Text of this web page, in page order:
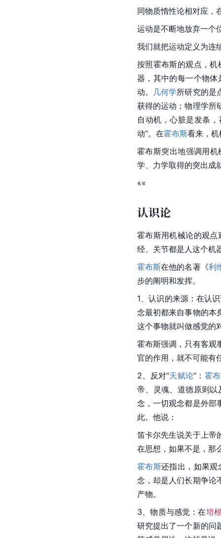
同物质惰性论相对应，
运动是不断地放弃一个
我们就把运动定义为连
按照霍布斯的观点，
器，其中的每一个物
动。
几何学所研究的是
获得的运动；物理学所
自动机，心脏是发条
动”。在霍布斯看来，
霍布斯突出地强调用
学、力学取得的突出成
««
认识论
霍布斯用机械论的观
经、关节都是人这个机
霍布斯在他的名著《利
步的阐明和发挥。
1、认识的来源：在认
念最初都来自事物的本
这个事物就叫做感觉的
霍布斯强调，只有客观
官的作用，就不可能有
2、反对“天赋论”： 霍
帝、灵魂、道德原则以
念，一切观念都是外部
此。他说：
笛卡尔先生说关于上帝
在思想，如果不是，那
霍布斯还指出，如果观
念，却是人们长期争论
产物。
3、物质与感觉：在培
研究提出了一个新的问